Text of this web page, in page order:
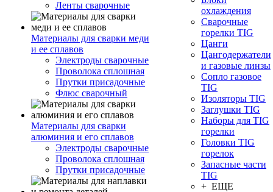
Ленты сварочные
Материалы для сварки меди
и ее сплавов
Электроды сварочные
Проволока сплошная
Прутки присадочные
Флюс сварочный
Материалы для сварки
алюминия и его сплавов
Электроды сварочные
Проволока сплошная
Прутки присадочные
охлаждения
Сварочные
горелки TIG
Цанги
Цангодержатели
и газовые линзы
Сопло газовое
TIG
Изоляторы TIG
Заглушки TIG
Наборы для TIG
горелки
Головки TIG
горелок
Запасные части
TIG
+ ЕЩЕ